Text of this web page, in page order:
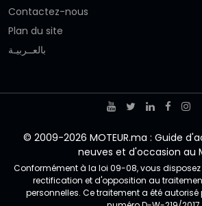
Contactez-nous
Plan du site
بالعــربيـة
© 2009-2026 MOTEUR.ma : Guide
neuves et d'occasion au
Conformément à la loi 09-08, vous
rectification et d'opposition au
personnelles. Ce traitement a été autorisé